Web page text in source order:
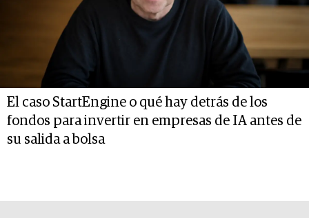
El caso StartEngine o qué hay detrás de los
fondos para invertir en empresas de IA antes de
su salida a bolsa